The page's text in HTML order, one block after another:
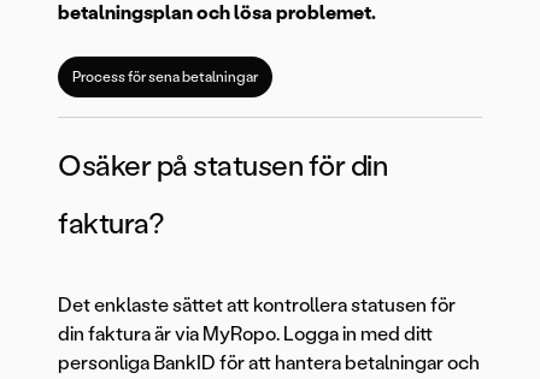
betalningsplan och lösa problemet.
Process för sena betalningar
Osäker på statusen för din
faktura?
Det enklaste sättet att kontrollera statusen för
din faktura är via MyRopo. Logga in med ditt
personliga BankID för att hantera betalningar och